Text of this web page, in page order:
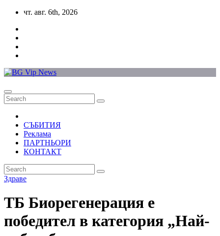
Skip
content
чт. авг. 6th, 2026
СЪБИТИЯ
Реклама
ПАРТНЬОРИ
КОНТАКТ
Здраве
ТБ Биорегенерация е
победител в категория „Най-